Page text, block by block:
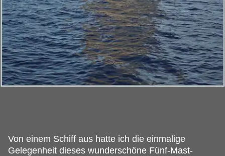
Von einem Schiff aus hatte ich die einmalige
Gelegenheit dieses wunderschöne Fünf-Mast-